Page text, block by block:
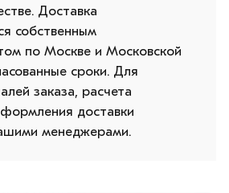
Доставка
собственным
по Москве и Московской
сроки. Для
заказа, расчета
доставки
менеджерами.